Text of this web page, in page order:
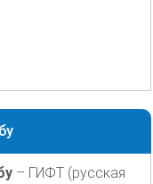
– ГИФТ (русская